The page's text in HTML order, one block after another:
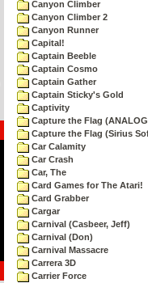
Canyon Climber
Canyon Climber 2
Canyon Runner
Capital!
Captain Beeble
Captain Cosmo
Captain Gather
Captain Sticky's Gold
Captivity
Capture the Flag
Capture the Flag (Sirius
Car Calamity
Car Crash
Car, The
Card Games for The Atari!
Card Grabber
Cargar
Carnival (Casbeer, Jeff)
Carnival (Don)
Carnival Massacre
Carrera 3D
Carrier Force